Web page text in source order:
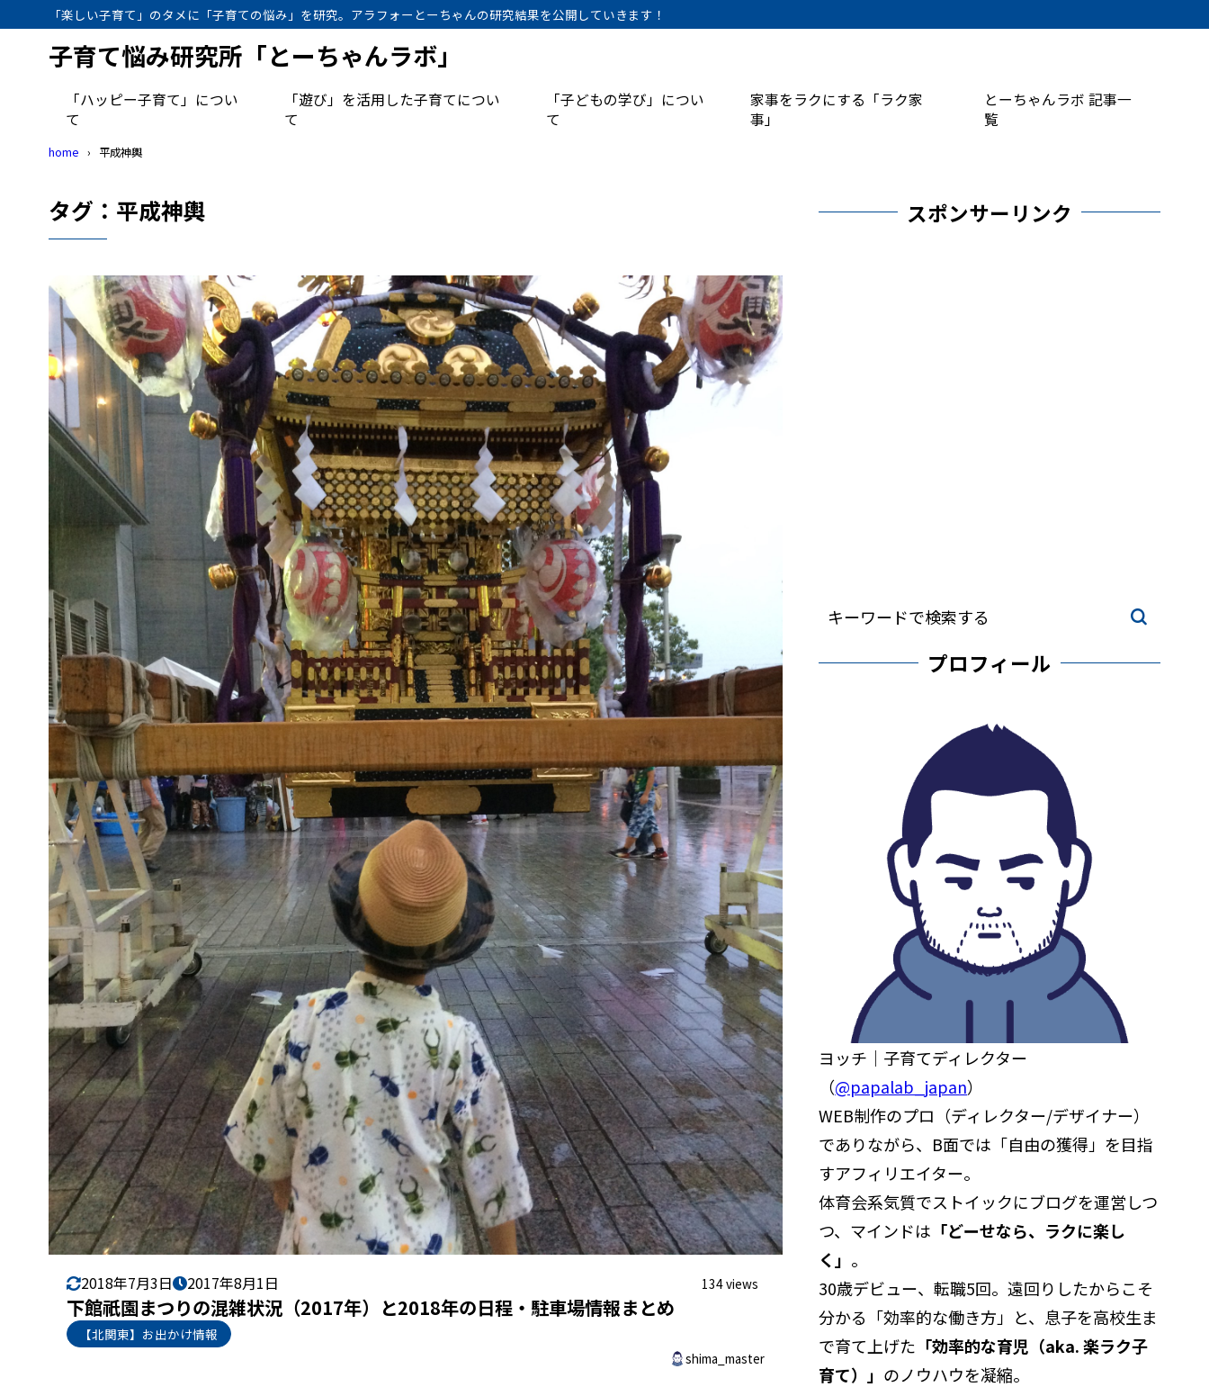
「楽しい子育て」のタメに「子育ての悩み」を研究。アラフォーとーちゃんの研究結果を公開していきます！
子育て悩み研究所「とーちゃんラボ」
「ハッピー子育て」につい
て
「遊び」を活用した子育てについ
て
「子どもの学び」につい
て
家事をラクにする「ラク家
事」
とーちゃんラボ 記事一
覧
home 平成神輿
タグ：平成神輿
2018年7月3日 2017年8月1日 134 views
下館祇園まつりの混雑状況（2017年）と2018年の日程・駐車場情報まとめ
【北関東】お出かけ情報
shima_master
スポンサーリンク
プロフィール
ヨッチ｜子育てディレクター
（@papalab_japan）
WEB制作のプロ（ディレクター/デザイナー）
でありながら、B面では「自由の獲得」を目指
すアフィリエイター。
体育会系気質でストイックにブログを運営しつ
つ、マインドは 「どーせなら、ラクに楽し
く」 。
30歳デビュー、転職5回。遠回りしたからこそ
分かる「効率的な働き方」と、息子を高校生ま
で育て上げた 「効率的な育児（aka. 楽ラク子
育て）」 のノウハウを凝縮。